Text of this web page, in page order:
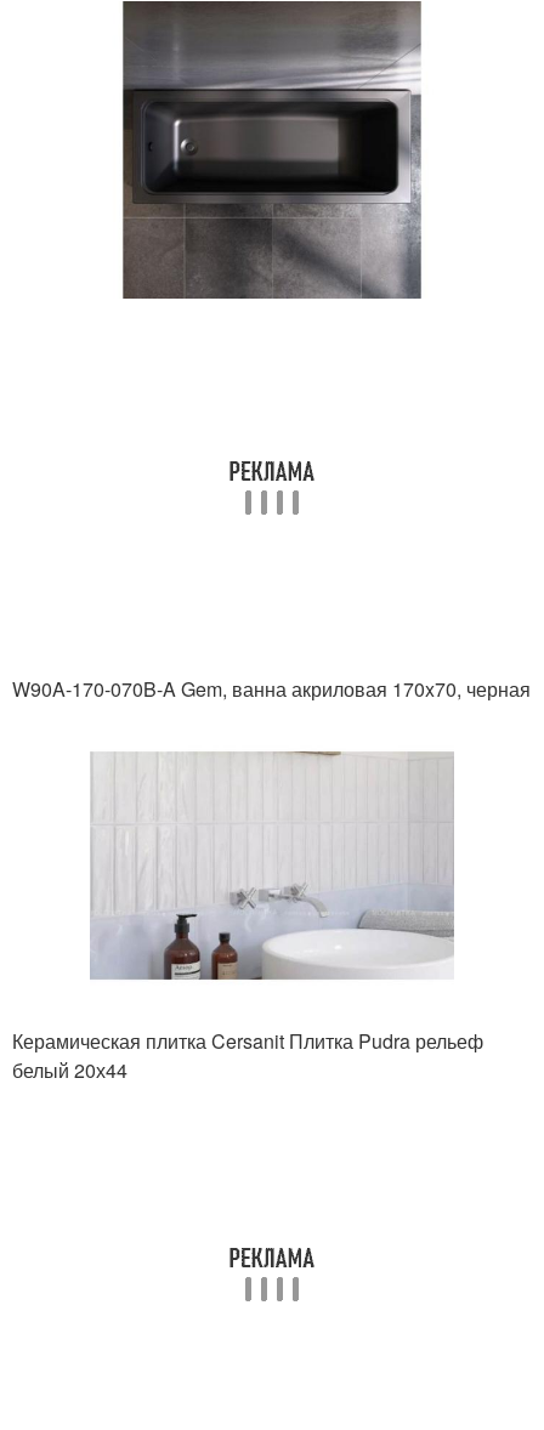
W90A-170-070B-A Gem, ванна акриловая 170x70, черная
Керамическая плитка Cersanit Плитка Pudra рельеф
белый 20х44